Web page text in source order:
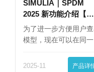
SIMULIA｜SPDM
2025 新功能介绍【下
篇】
为了进一步方便用户
模型，现在可以在同一
2025-11 产品详